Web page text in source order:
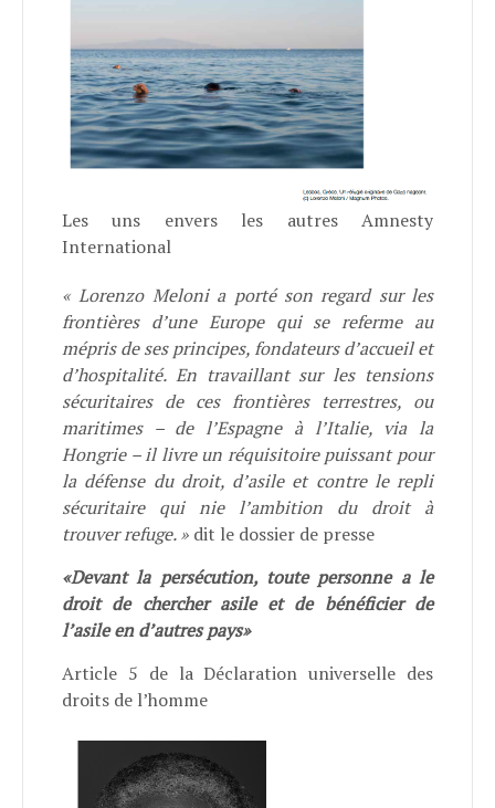
Les uns envers les autres Amnesty
International
« Lorenzo Meloni a porté son regard sur les
frontières d’une Europe qui se referme au
mépris de ses principes, fondateurs d’accueil et
d’hospitalité. En travaillant sur les tensions
sécuritaires de ces frontières terrestres, ou
maritimes – de l’Espagne à l’Italie, via la
Hongrie – il livre un réquisitoire puissant pour
la défense du droit, d’asile et contre le repli
sécuritaire qui nie l’ambition du droit à
trouver refuge. » dit le dossier de presse
«Devant la persécution, toute personne a le
droit de chercher asile et de bénéficier de
l’asile en d’autres pays»
Article 5 de la Déclaration universelle des
droits de l’homme